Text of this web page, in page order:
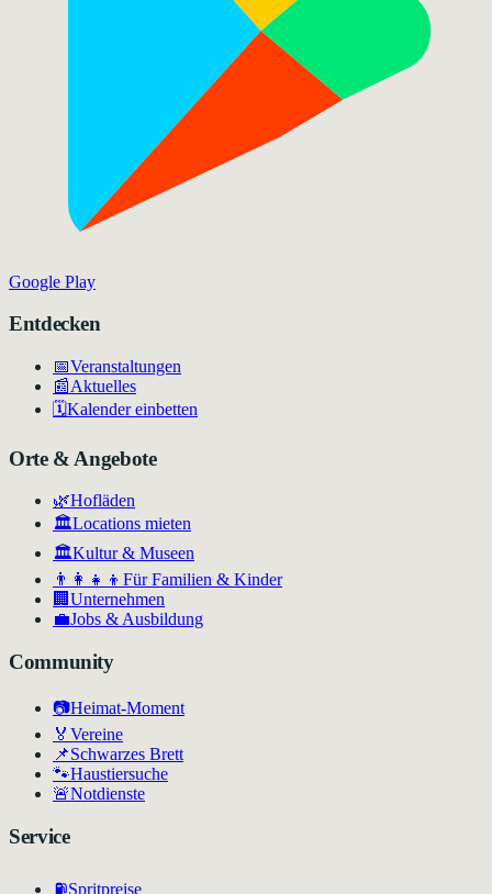
Google Play
Entdecken
📅Veranstaltungen
📰Aktuelles
🗓️Kalender einbetten
Orte & Angebote
🌿Hofläden
🏛️Locations mieten
🏛Kultur & Museen
👨‍👩‍👧‍👦 Für Familien & Kinder
🏢 Unternehmen
💼Jobs & Ausbildung
Community
📷Heimat-Moment
🏅 Vereine
📌Schwarzes Brett
🐾Haustiersuche
🚨Notdienste
Service
⛽Spritpreise